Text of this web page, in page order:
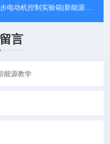
动机控制实验箱|新能源汽车
言